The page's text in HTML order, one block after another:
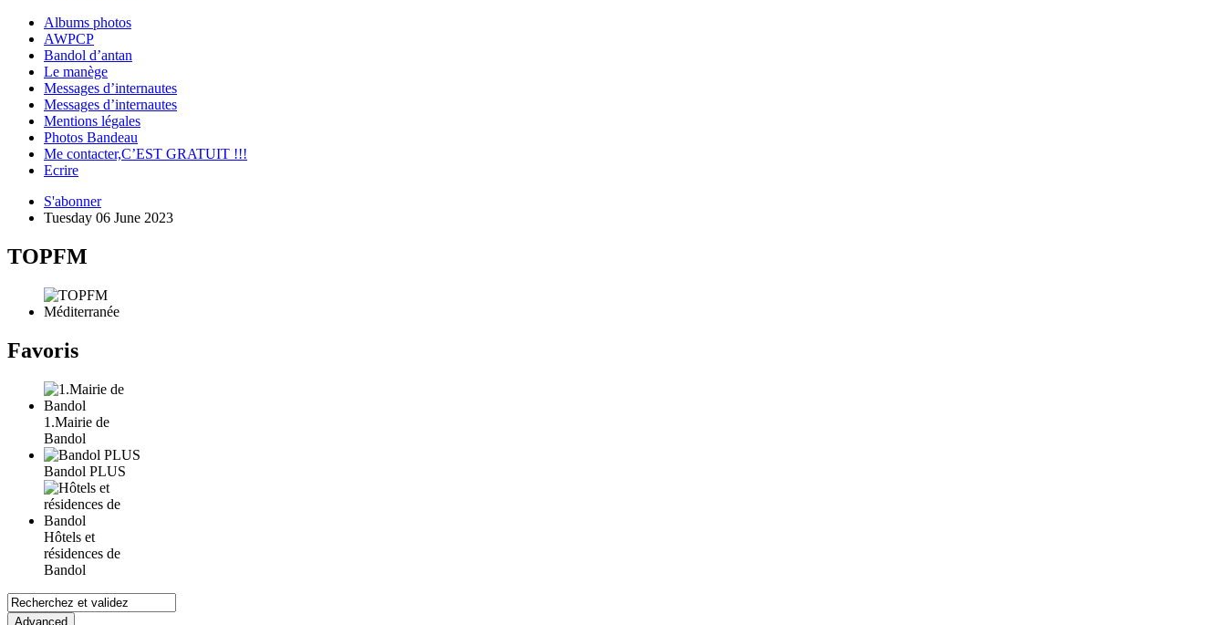
Albums photos
AWPCP
Bandol d’antan
Le manège
Messages d’internautes
Messages d’internautes
Mentions légales
Photos Bandeau
Me contacter,C’EST GRATUIT !!!
Ecrire
S'abonner
Tuesday 06 June 2023
TOPFM
Favoris
1.Mairie de
Bandol
Bandol PLUS
Hôtels et
résidences de
Bandol